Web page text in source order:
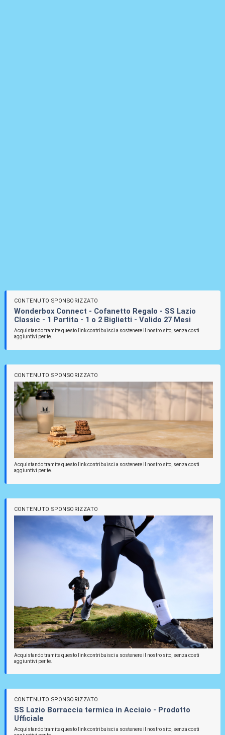
CONTENUTO SPONSORIZZATO
Wonderbox Connect - Cofanetto Regalo - SS Lazio
Classic - 1 Partita - 1 o 2 Biglietti - Valido 27 Mesi
Acquistando tramite questo link contribuisci a sostenere il nostro sito, senza costi
aggiuntivi per te.
CONTENUTO SPONSORIZZATO
Acquistando tramite questo link contribuisci a sostenere il nostro sito, senza costi
aggiuntivi per te.
CONTENUTO SPONSORIZZATO
Acquistando tramite questo link contribuisci a sostenere il nostro sito, senza costi
aggiuntivi per te.
CONTENUTO SPONSORIZZATO
SS Lazio Borraccia termica in Acciaio - Prodotto
Ufficiale
Acquistando tramite questo link contribuisci a sostenere il nostro sito, senza costi